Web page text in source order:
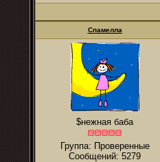
Спамелла
$нежная баба
Группа: Проверенные
Сообщений: 5279